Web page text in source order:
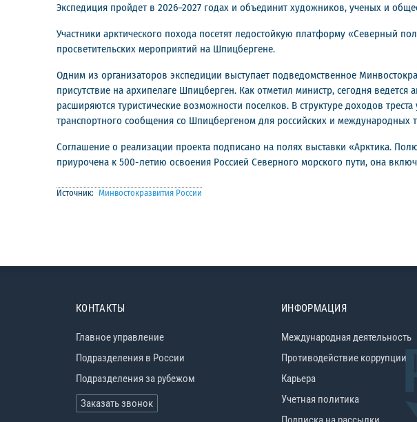
Экспедиция пройдет в 2026–2027 годах и объединит художников, ученых и
Участники арктического похода посетят ледостойкую платформу
просветительских мероприятий на Шпицбергене.
Одним из организаторов экспедиции выступает подведомственное
присутствие на архипелаге Шпицберген. Как отметил министр, сегодня
расширяются туристические возможности поселков. В структуре доходов
транспортного сообщения со Шпицбергеном для российских и международных
Соглашение о реализации проекта подписано на полях выставки «Арктика.
приурочена к 500-летию освоения Россией Северного морского пути, она
Источник: Минвостокразвития России
КОНТАКТЫ
Главное управление
Подразделения в России
Подразделения за рубежом
Заказать звонок
ИНФОРМАЦИЯ
Международная деятельность
Противодействие коррупции
Карьера
Учетная политика